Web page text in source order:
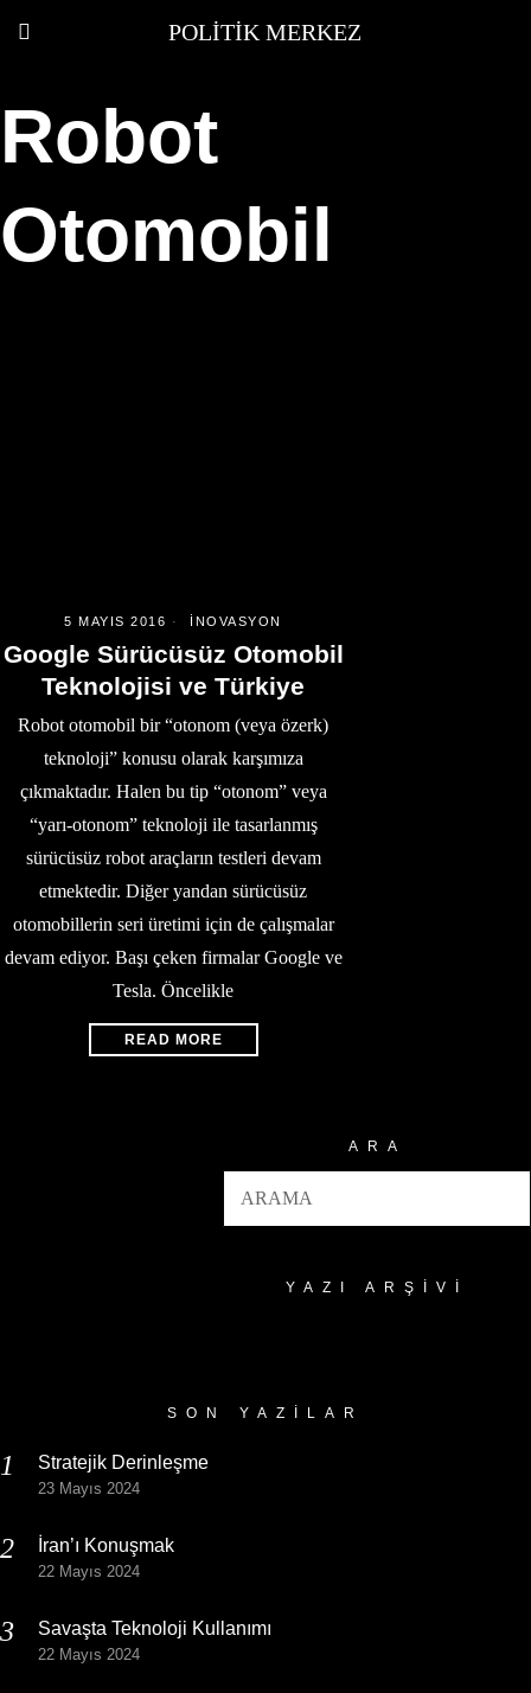
POLITIK MERKEZ
Robot
Otomobil
5 MAYIS 2016 İNOVASYON
Google Sürücüsüz Otomobil
Teknolojisi ve Türkiye
Robot otomobil bir “otonom (veya özerk)
teknoloji” konusu olarak karşımıza
çıkmaktadır. Halen bu tip “otonom” veya
“yarı-otonom” teknoloji ile tasarlanmış
sürücüsüz robot araçların testleri devam
etmektedir. Diğer yandan sürücüsüz
otomobillerin seri üretimi için de çalışmalar
devam ediyor. Başı çeken firmalar Google ve
Tesla. Öncelikle
READ MORE
ARA
YAZI ARŞIVI
SON YAZILAR
Stratejik Derinleşme
23 Mayıs 2024
İran’ı Konuşmak
22 Mayıs 2024
Savaşta Teknoloji Kullanımı
22 Mayıs 2024